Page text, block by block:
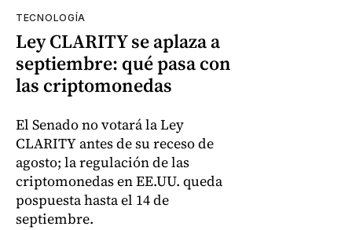
TECNOLOGÍA
Ley CLARITY se aplaza a
septiembre: qué pasa con
las criptomonedas
El Senado no votará la Ley
CLARITY antes de su receso de
agosto; la regulación de las
criptomonedas en EE.UU. queda
pospuesta hasta el 14 de
septiembre.